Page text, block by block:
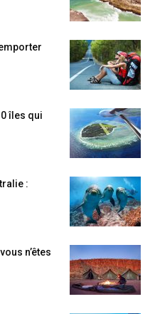
îles qui
:
n’êtes